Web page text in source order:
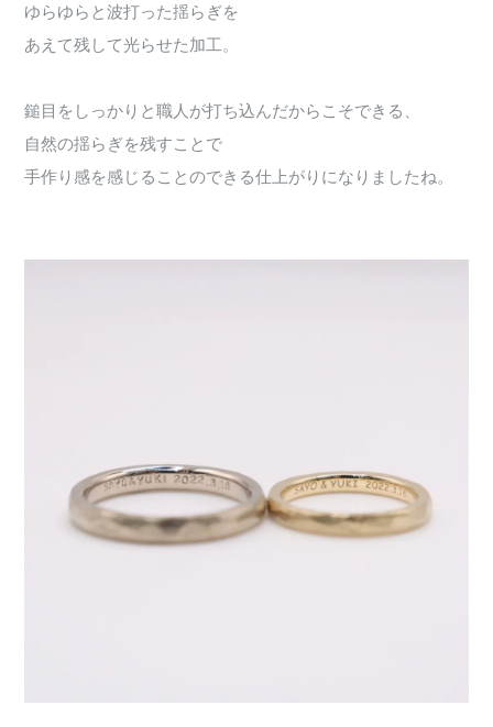
ゆらゆらと波打った揺らぎを
あえて残して光らせた加工。
鎚目をしっかりと職人が打ち込んだからこそできる、
自然の揺らぎを残すことで
手作り感を感じることのできる仕上がりになりましたね。